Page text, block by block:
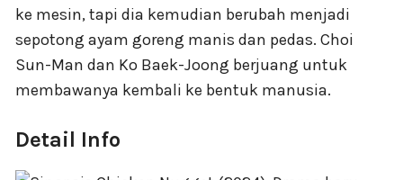
ke mesin, tapi dia kemudian berubah menjadi
sepotong ayam goreng manis dan pedas. Choi
Sun-Man dan Ko Baek-Joong berjuang untuk
membawanya kembali ke bentuk manusia.
Detail Info